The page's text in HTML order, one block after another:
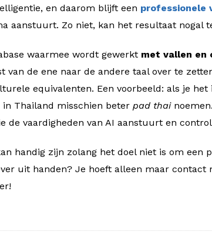
en daarom blijft een professionele
aanstuurt. Zo niet, kan het resultaat nogal
waarmee wordt gewerkt met vallen en
van de ene naar de andere taal over te
equivalenten. Een voorbeeld: als je het
Thailand misschien beter pad thai
de vaardigheden van AI aanstuurt en
handig zijn zolang het doel niet is om een
uit handen? Je hoeft alleen maar contact